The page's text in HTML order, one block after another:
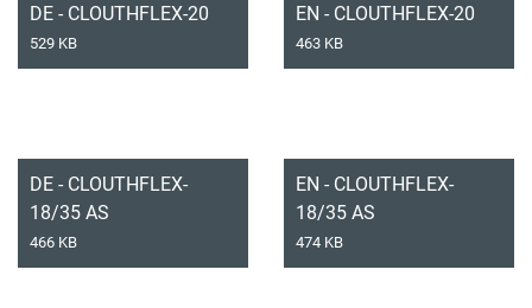
DE - CLOUTHFLEX-20
529 KB
EN - CLOUTHFLEX-20
463 KB
DE - CLOUTHFLEX-
18/35 AS
466 KB
EN - CLOUTHFLEX-
18/35 AS
474 KB